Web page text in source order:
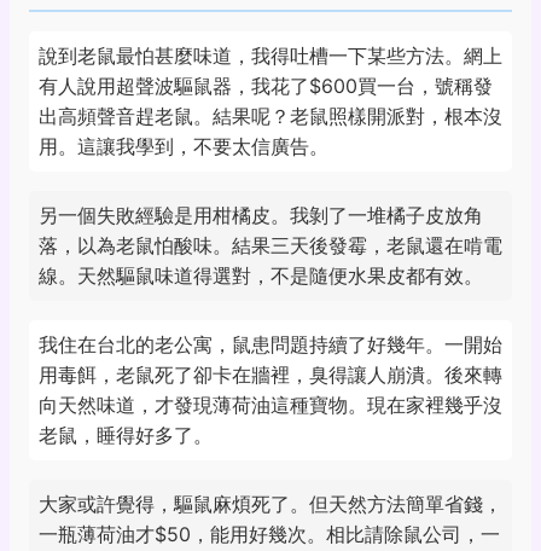
說到老鼠最怕甚麼味道，我得吐槽一下某些方法。網上
有人說用超聲波驅鼠器，我花了$600買一台，號稱發
出高頻聲音趕老鼠。結果呢？老鼠照樣開派對，根本沒
用。這讓我學到，不要太信廣告。
另一個失敗經驗是用柑橘皮。我剝了一堆橘子皮放角
落，以為老鼠怕酸味。結果三天後發霉，老鼠還在啃電
線。天然驅鼠味道得選對，不是隨便水果皮都有效。
我住在台北的老公寓，鼠患問題持續了好幾年。一開始
用毒餌，老鼠死了卻卡在牆裡，臭得讓人崩潰。後來轉
向天然味道，才發現薄荷油這種寶物。現在家裡幾乎沒
老鼠，睡得好多了。
大家或許覺得，驅鼠麻煩死了。但天然方法簡單省錢，
一瓶薄荷油才$50，能用好幾次。相比請除鼠公司，一